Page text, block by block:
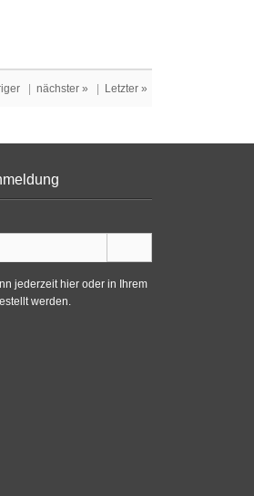
nächster » Letzter »
jederzeit hier oder in Ihrem
werden.